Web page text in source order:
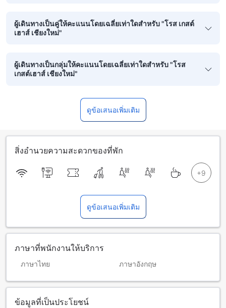
ผู้เดินทางเป็นคู่ให้คะแนนโดยเฉลี่ยเท่าใดสำหรับ "โรส เกสต์
เฮาส์ เชียงใหม่"
ผู้เดินทางเป็นกลุ่มให้คะแนนโดยเฉลี่ยเท่าใดสำหรับ "โรส
เกสต์เฮาส์ เชียงใหม่"
ดูข้อเสนอเพิ่มเติม
สิ่งอำนวยความสะดวกของที่พัก
ดูข้อเสนอเพิ่มเติม
ภาษาที่พนักงานให้บริการ
ภาษาไทย ภาษาอังกฤษ
ข้อมูลที่เป็นประโยชน์